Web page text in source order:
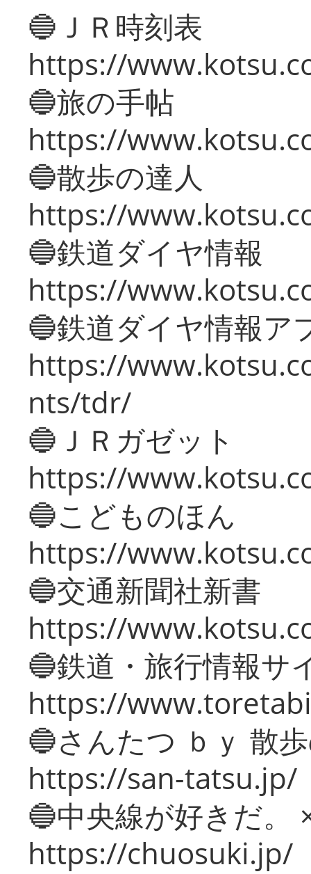
🔵ＪＲ時刻表
https://
🔵旅の手帖
https://
🔵散歩の達人
https://
🔵鉄道ダイヤ情報
https://
🔵鉄道ダイヤ情報ア
https://
nts/tdr/
🔵ＪＲガゼット
https://
🔵こどものほん
https://
🔵交通新聞社新書
https://
🔵鉄道・旅行情報サ
https://
🔵さんたつ ｂｙ 散
https://san-tatsu.jp/
🔵中央線が好きだ。
https://chuosuki.jp/